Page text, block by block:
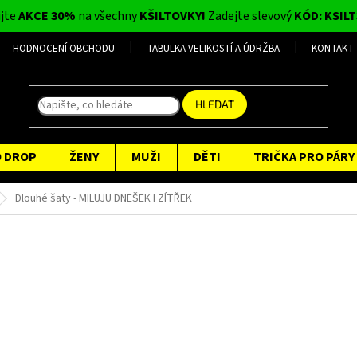
AKCE 30% na všechnyKŠILTOVKY! Zadejte slevovýKÓD:
HODNOCENÍ OBCHODU TABULKA VELIKOSTÍ A ÚDRŽBA KONTAKT
HLEDAT
ŽENY MUŽI DĚTI TRIČKA PRO PÁRY
Dlouhé šaty - MILUJU DNEŠEK I ZÍTŘEK